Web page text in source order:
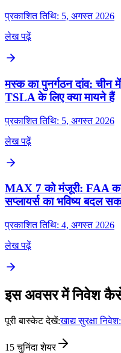
प्रकाशित तिथि: 5, अगस्त 2026
लेख पढ़ें
मस्क का पुनर्गठन दांव: चीन
TSLA के लिए क्या मायने हैं
प्रकाशित तिथि: 5, अगस्त 2026
लेख पढ़ें
MAX 7 को मंजूरी: FAA
सप्लायर्स का भविष्य बदल
प्रकाशित तिथि: 4, अगस्त 2026
लेख पढ़ें
इस अवसर में निवेश
पूरी बास्केट देखें:खाद्य सुरक्षा
15 चुनिंदा शेयर